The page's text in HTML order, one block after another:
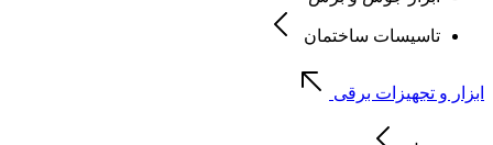
تاسیسات ساختمان
ابزار و تجهیزات برقی